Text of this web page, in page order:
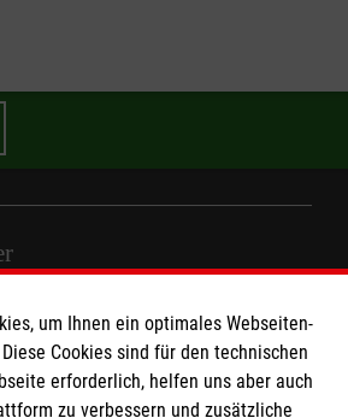
um Ihnen ein optimales Webseiten-
Cookies sind für den technischen
erforderlich, helfen uns aber auch
zu verbessern und zusätzliche